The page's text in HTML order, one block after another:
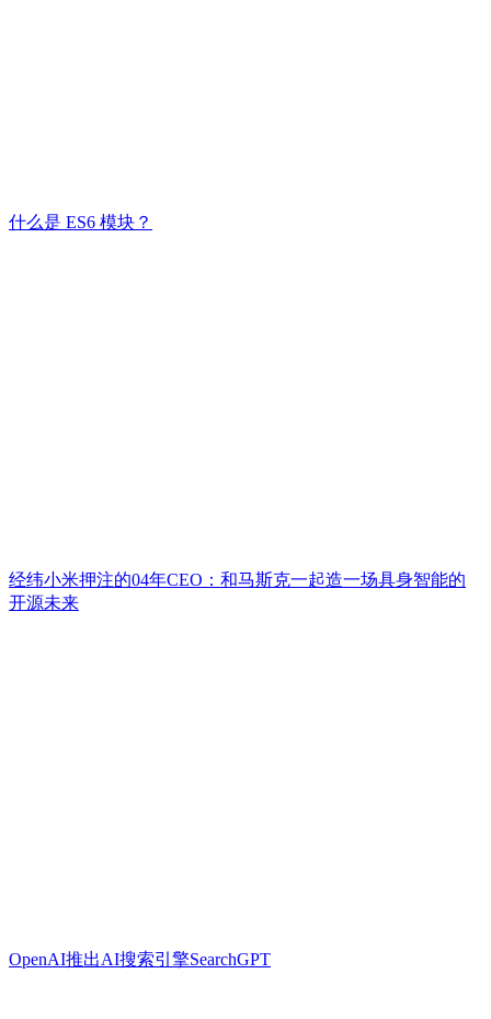
什么是 ES6 模块？
经纬小米押注的04年CEO：和马斯克一起造一场具身智能的
开源未来
OpenAI推出AI搜索引擎SearchGPT